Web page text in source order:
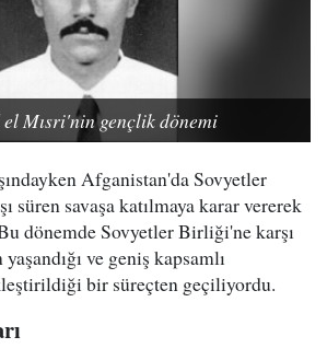
Mısri'nin gençlik dönemi
Afganistan'da Sovyetler
süren savaşa katılmaya karar vererek
dönemde Sovyetler Birliği'ne karşı
ve geniş kapsamlı
bir süreçten geçiliyordu.